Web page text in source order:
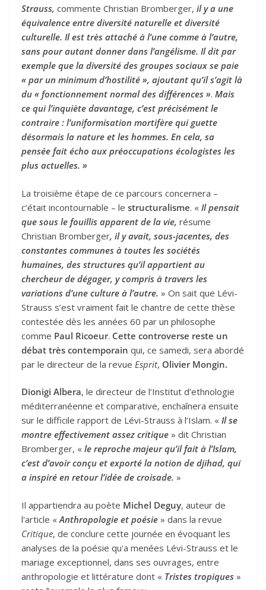
Strauss, commente Christian Bromberger, il y a une
équivalence entre diversité naturelle et diversité
culturelle. Il est très attaché à l’une comme à l’autre,
sans pour autant donner dans l’angélisme. Il dit par
exemple que la diversité des groupes sociaux se paie
« par un minimum d’hostilité », ajoutant qu’il s’agit là
du « fonctionnement normal des différences ». Mais
ce qui l’inquiète davantage, c’est précisément le
contraire : l’uniformisation mortifère qui guette
désormais la nature et les hommes. En cela, sa
pensée fait écho aux préoccupations écologistes les
plus actuelles. »
La troisième étape de ce parcours concernera –
c’était incontournable – le structuralisme. « Il pensait
que sous le fouillis apparent de la vie, résume
Christian Bromberger, il y avait, sous-jacentes, des
constantes communes à toutes les sociétés
humaines, des structures qu’il appartient au
chercheur de dégager, y compris à travers les
variations d’une culture à l’autre. » On sait que Lévi-
Strauss s’est vraiment fait le chantre de cette thèse
contestée dès les années 60 par un philosophe
comme Paul Ricoeur. Cette controverse reste un
débat très contemporain qui, ce samedi, sera abordé
par le directeur de la revue Esprit, Olivier Mongin.
Dionigi Albera, le directeur de l’Institut d’ethnologie
méditerranéenne et comparative, enchaînera ensuite
sur le difficile rapport de Lévi-Strauss à l’Islam. « Il se
montre effectivement assez critique » dit Christian
Bromberger, « le reproche majeur qu’il fait à l’Islam,
c’est d’avoir conçu et exporté la notion de djihad, qui
a inspiré en retour l’idée de croisade. »
Il appartiendra au poète Michel Deguy, auteur de
l'article « Anthropologie et poésie » dans la revue
Critique, de conclure cette journée en évoquant les
analyses de la poésie qu'a menées Lévi-Strauss et le
mariage exceptionnel, dans ses ouvrages, entre
anthropologie et littérature dont « Tristes tropiques »